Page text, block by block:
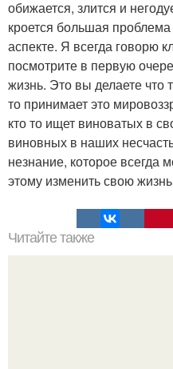
обижается, злится и
кроется большая
аспекте. Я всегда говорю
посмотрите в первую
жизнь. Это вы делаете что
то принимает это
кто то ищет виноватых в
виновных в наших
незнание, которое всегда
этому изменить свою
Читайте также